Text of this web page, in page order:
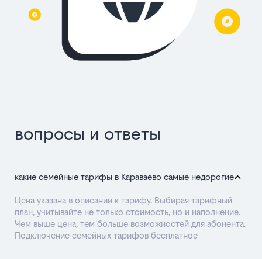
вопросы и ответы
какие семейные тарифы в Караваево самые недорогие
Цена указана в описании к тарифу. Выбирая тарифный
план, учитывайте не только стоимость, но и наполнение.
Чем выше цена, тем больше возможностей для абонента.
Подключение семейных тарифов бесплатное